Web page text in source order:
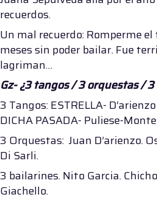
recuerdos.
Un mal recuerdo: Romperme
meses sin poder bailar. Fue
lagriman…
Gz- ¿3 tangos / 3 orquestas /
3 Tangos: ESTRELLA-
DICHA PASADA- Puliese-
3 Orquestas: Juan D’arienzo.
Di Sarli.
3 bailarines. Nito Garcia.
Giachello.